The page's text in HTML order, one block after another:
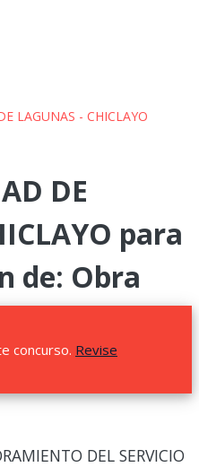
LAGUNAS - CHICLAYO
DE
para
de: Obra
concurso. Revise
DEL SERVICIO